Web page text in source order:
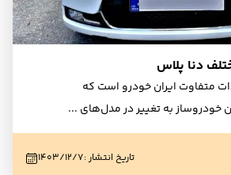
دنا پلاس
متفاوت ایران خودرو است که
خودروساز به تغییر در مدل‌های ...
تاریخ انتشار:۱۴۰۳/۱۲/۷